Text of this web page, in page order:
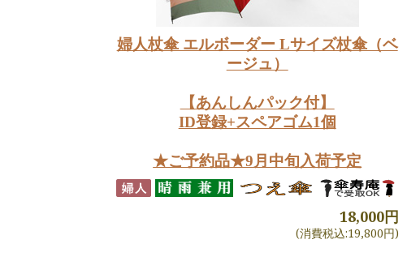
婦人杖傘 エルボーダー Lサイズ杖傘（ベ
ージュ）
【あんしんパック付】
ID登録+スペアゴム1個
★ご予約品★9月中旬入荷予定
18,000円
(消費税込:19,800円)